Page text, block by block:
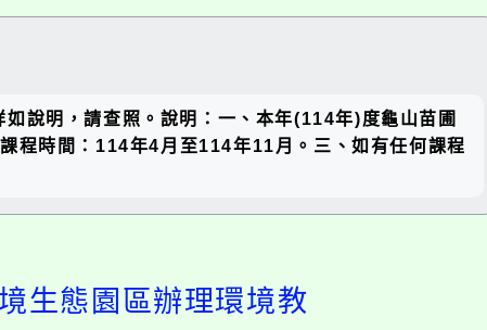
塊
說明，請查照。說明：一、本年(114年)度龜山苗圃
程時間：114年4月至114年11月。三、如有任何課程
生態園區辦理環境教